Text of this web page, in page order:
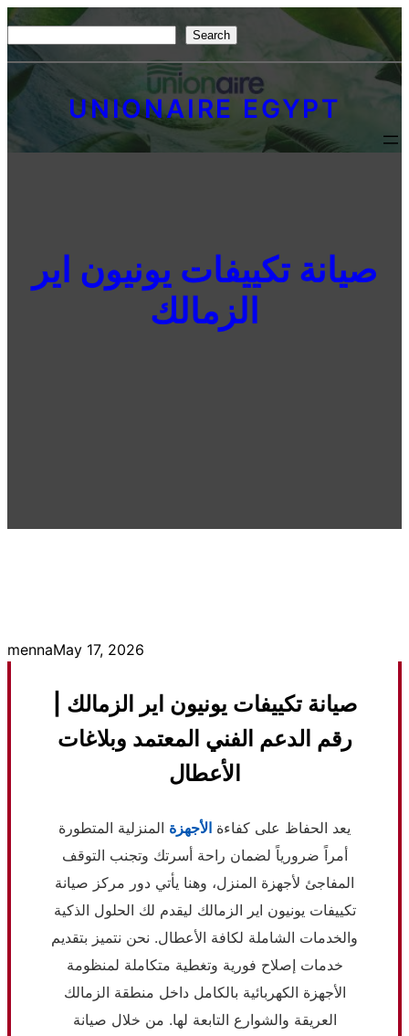
Skip
to
content
e
r
c
Search
UNIONAIRE EGYPT
صيانة تكييفات يونيون اير
الزمالك
mennaMay 17, 2026
صيانة تكييفات يونيون اير الزمالك |
رقم الدعم الفني المعتمد وبلاغات
الأعطال
يعد الحفاظ على كفاءة الأجهزة المنزلية المتطورة
أمراً ضرورياً لضمان راحة أسرتك وتجنب التوقف
المفاجئ لأجهزة المنزل، وهنا يأتي دور مركز صيانة
تكييفات يونيون اير الزمالك ليقدم لك الحلول الذكية
والخدمات الشاملة لكافة الأعطال. نحن نتميز بتقديم
خدمات إصلاح فورية وتغطية متكاملة لمنظومة
الأجهزة الكهربائية بالكامل داخل منطقة الزمالك
العريقة والشوارع التابعة لها. من خلال صيانة